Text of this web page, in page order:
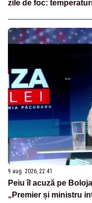
zile de foc:
9 aug. 2026, 22:41
Peiu îl acuză pe
„Premier și ministru